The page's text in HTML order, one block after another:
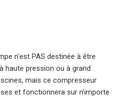
n'est PAS destinée à être
haute pression ou à grand
mais ce compresseur
et fonctionnera sur n'importe